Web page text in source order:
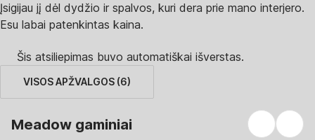
Įsigijau jį dėl dydžio ir spalvos, kuri dera prie mano interjero.
Esu labai patenkintas kaina.
Šis atsiliepimas buvo automatiškai išverstas.
VISOS APŽVALGOS (6)
Meadow gaminiai